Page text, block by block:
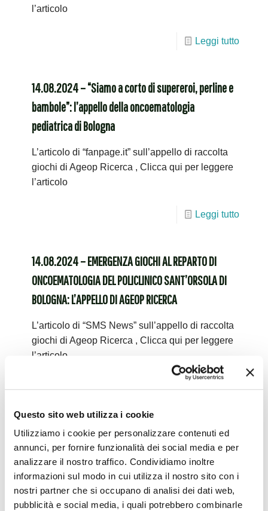
Questo sito web utilizza i cookie
Utilizziamo i cookie per personalizzare contenuti ed
annunci, per fornire funzionalità dei social media e per
analizzare il nostro traffico. Condividiamo inoltre
informazioni sul modo in cui utilizza il nostro sito con i
nostri partner che si occupano di analisi dei dati web,
pubblicità e social media, i quali potrebbero combinarle
l’articolo
Leggi tutto
14.08.2024 – “Siamo a corto di supereroi, perline e
bambole”: l’appello della oncoematologia
pediatrica di Bologna
L’articolo di “fanpage.it” sull’appello di raccolta
giochi di Ageop Ricerca , Clicca qui per leggere
l’articolo
Leggi tutto
14.08.2024 – EMERGENZA GIOCHI AL REPARTO DI
ONCOEMATOLOGIA DEL POLICLINICO SANT’ORSOLA DI
BOLOGNA: L’APPELLO DI AGEOP RICERCA
L’articolo di “SMS News” sull’appello di raccolta
giochi di Ageop Ricerca , Clicca qui per leggere
l’articolo
Leggi tutto
14.08.2024 -Emergenza giochi: questa
associazione che aiuta i piccoli ricoverati in
oncologia ha bisogno di noi!
L’articolo di “Green Me” sull’appello di raccolta